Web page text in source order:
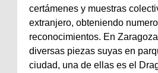
certámenes y muestras
extranjero, obteniendo
reconocimientos. En
diversas piezas suyas en
ciudad, una de ellas es el